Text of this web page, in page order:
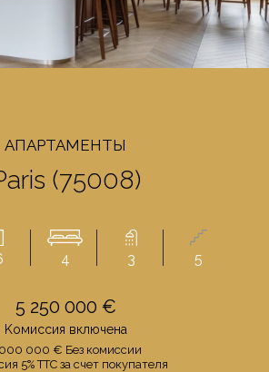
AПАРТАМЕНТЫ
(75008)
4 3 5
5 250 000 €
Kомиссия включенa
000 € Бeз комиссии
5% TTC за счет покупателя